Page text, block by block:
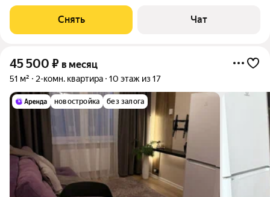
телевизор Мебель: кухонный гарнитур, 3 стола, стулья,
раскладной диван,
Снять Чат
45 500 ₽ в месяц
51 м² 2-комн. квартира 10 этаж из 17
новостройка без залога